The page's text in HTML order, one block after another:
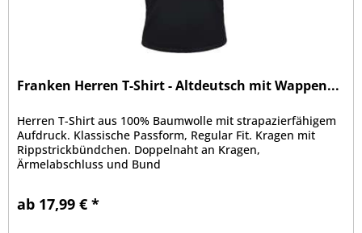
Franken Herren T-Shirt - Altdeutsch mit Wappen...
Herren T-Shirt aus 100% Baumwolle mit strapazierfähigem
Aufdruck. Klassische Passform, Regular Fit. Kragen mit
Rippstrickbündchen. Doppelnaht an Kragen,
Ärmelabschluss und Bund
ab 17,99 € *